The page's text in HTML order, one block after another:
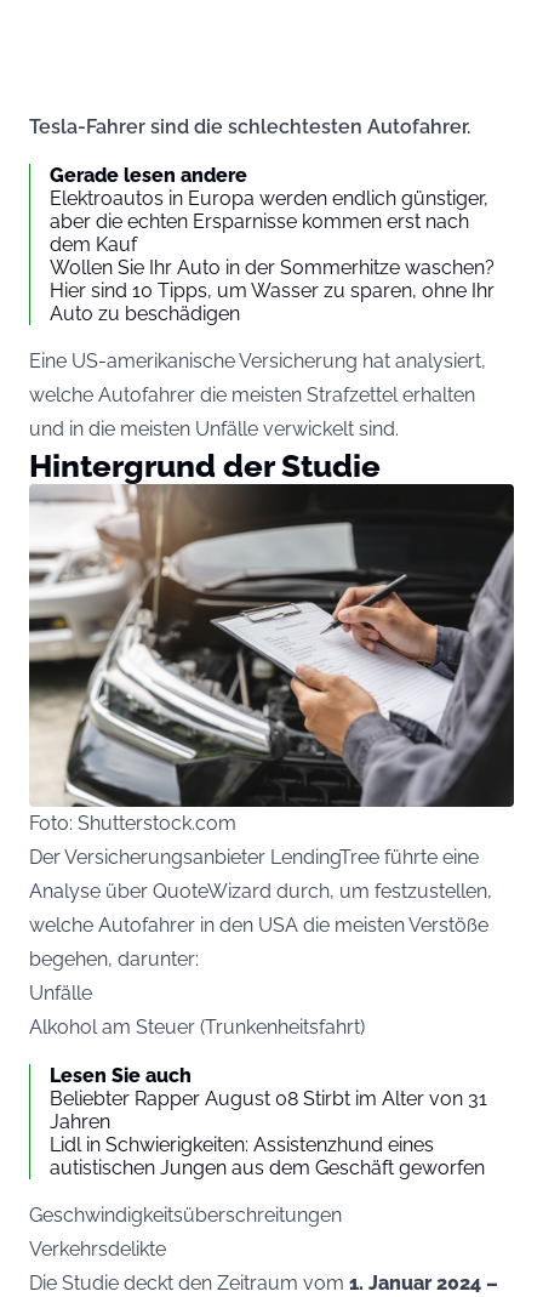
Tesla-Fahrer sind die schlechtesten Autofahrer.
Gerade lesen andere
Elektroautos in Europa werden endlich günstiger,
aber die echten Ersparnisse kommen erst nach
dem Kauf
Wollen Sie Ihr Auto in der Sommerhitze waschen?
Hier sind 10 Tipps, um Wasser zu sparen, ohne Ihr
Auto zu beschädigen
Eine US-amerikanische Versicherung hat analysiert,
welche Autofahrer die meisten Strafzettel erhalten
und in die meisten Unfälle verwickelt sind.
Hintergrund der Studie
Foto: Shutterstock.com
Der Versicherungsanbieter LendingTree führte eine
Analyse über QuoteWizard durch, um festzustellen,
welche Autofahrer in den USA die meisten Verstöße
begehen, darunter:
Unfälle
Alkohol am Steuer (Trunkenheitsfahrt)
Lesen Sie auch
Beliebter Rapper August 08 Stirbt im Alter von 31
Jahren
Lidl in Schwierigkeiten: Assistenzhund eines
autistischen Jungen aus dem Geschäft geworfen
Geschwindigkeitsüberschreitungen
Verkehrsdelikte
Die Studie deckt den Zeitraum vom 1. Januar 2024 –